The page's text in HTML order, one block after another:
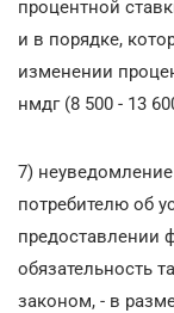
процентной
и в порядке,
изменении
нмдг (8 500 - 13
7)
потребителю об
предоставлении
обязательность
законом, - в